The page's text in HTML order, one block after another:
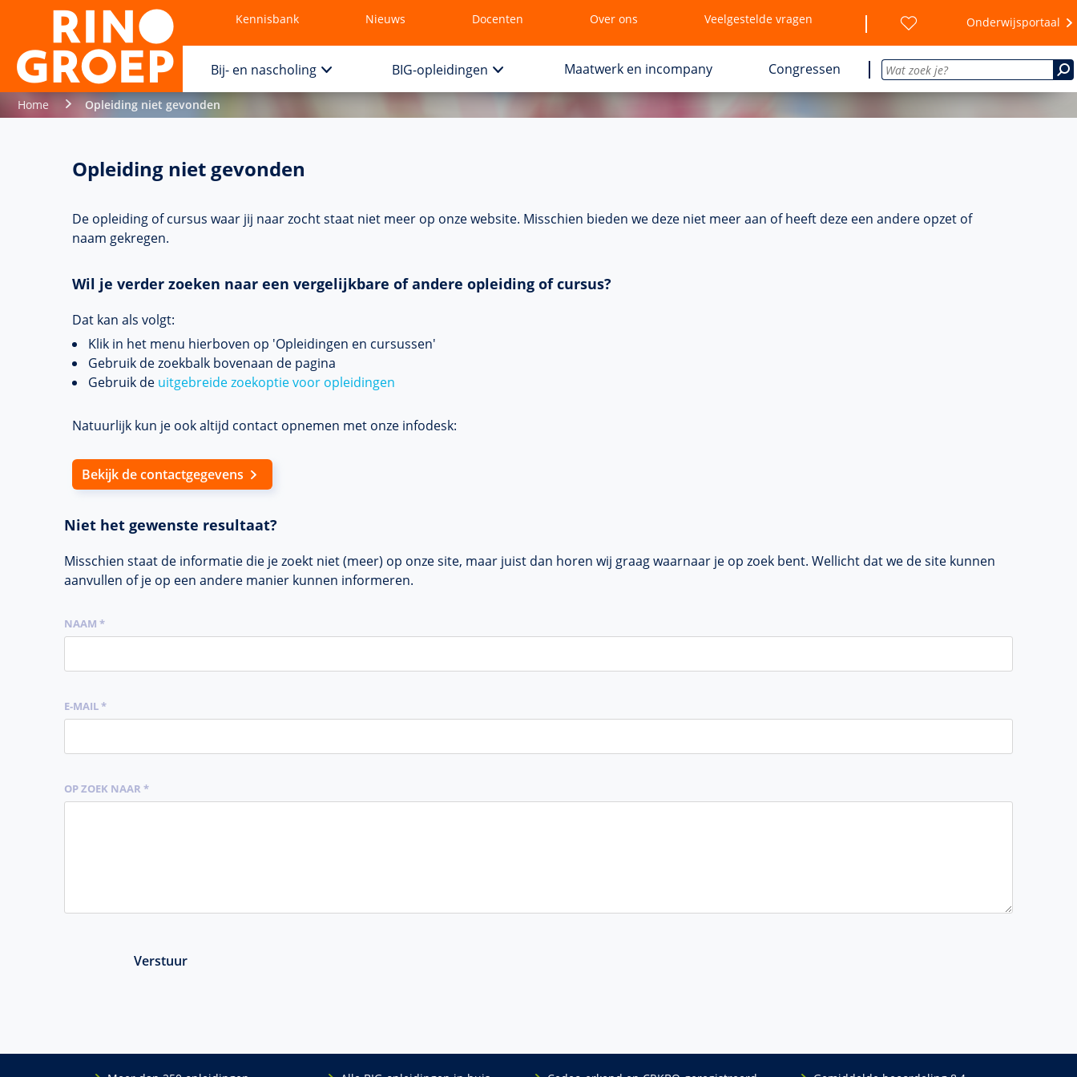
Kennisbank Nieuws Docenten Over ons Veelgestelde vragen Onderwijsportaal
Bij- en nascholing BIG-opleidingen Maatwerk en incompany Congressen
Home Opleiding niet gevonden
Opleiding niet gevonden
De opleiding of cursus waar jij naar zocht staat niet meer op onze website. Misschien bieden we deze niet meer aan of heeft deze een andere opzet of
naam gekregen.
Wil je verder zoeken naar een vergelijkbare of andere opleiding of cursus?
Dat kan als volgt:
Klik in het menu hierboven op 'Opleidingen en cursussen'
Gebruik de zoekbalk bovenaan de pagina
Gebruik de uitgebreide zoekoptie voor opleidingen
Natuurlijk kun je ook altijd contact opnemen met onze infodesk:
​​​​​​​Bekijk de contactgegevens
Niet het gewenste resultaat?
Misschien staat de informatie die je zoekt niet (meer) op onze site, maar juist dan horen wij graag waarnaar je op zoek bent. Wellicht dat we de site kunnen
aanvullen of je op een andere manier kunnen informeren.
NAAM *
E-MAIL *
OP ZOEK NAAR *
Verstuur